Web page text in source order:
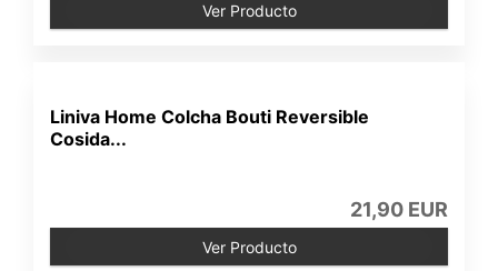
Ver Producto
Liniva Home Colcha Bouti Reversible
Cosida...
21,90 EUR
Ver Producto